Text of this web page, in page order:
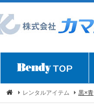
レンタルアイテム 黒×青